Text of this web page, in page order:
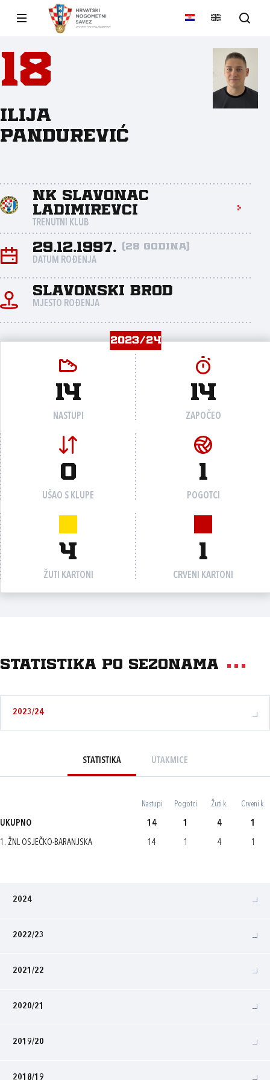
18
Ilija
Pandurević
NK Slavonac
Ladimirevci
TRENUTNI KLUB
29.12.1997. (28 godina)
DATUM ROĐENJA
Slavonski Brod
MJESTO ROĐENJA
2023/24
14
NASTUPI
14
ZAPOČEO
0
UŠAO S KLUPE
1
POGOTCI
4
ŽUTI KARTONI
1
CRVENI KARTONI
Statistika po sezonama
2023/24
STATISTIKA UTAKMICE
Nastupi Pogotci Žuti k. Crveni k.
UKUPNO 14 1 4 1
1. ŽNL OSJEČKO-BARANJSKA 14 1 4 1
2024
2022/23
2021/22
2020/21
2019/20
2018/19